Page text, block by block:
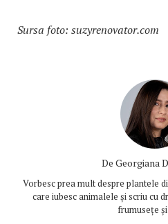
Sursa foto: suzyrenovator.com
De Georgiana
Vorbesc prea mult despre plantele
care iubesc animalele și scriu cu
frumusețe